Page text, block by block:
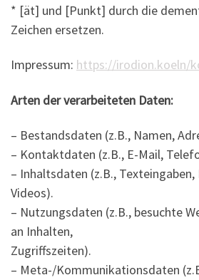
* [ät] und [Punkt] durch die
Zeichen ersetzen.
Impressum: https://irodion.koeln/
Arten der verarbeiteten Daten:
– Bestandsdaten (z.B., Namen,
– Kontaktdaten (z.B., E-Mail,
– Inhaltsdaten (z.B.,
Videos).
– Nutzungsdaten (z.B., besuchte
an Inhalten,
Zugriffszeiten).
– Meta-/Kommunikationsdaten